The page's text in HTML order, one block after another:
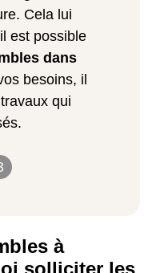
Cela lui
est possible
dans
besoins, il
qui
à